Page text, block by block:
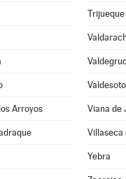
Trijueque
Arroyos Viana de
Villaseca
Yebra